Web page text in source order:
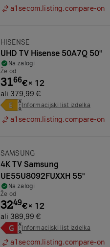
a1secom.listing.compare-on
Znamka:
HISENSE
UHD TV Hisense 50A7Q 50"
Na zalogi
Že od
3166€× 12
ali 379,99 €
Informacijski list izdelka
a1secom.listing.compare-on
Znamka:
SAMSUNG
4K TV Samsung
UE55U8092FUXXH 55"
Na zalogi
Že od
3249€× 12
ali 389,99 €
Informacijski list izdelka
a1secom.listing.compare-on